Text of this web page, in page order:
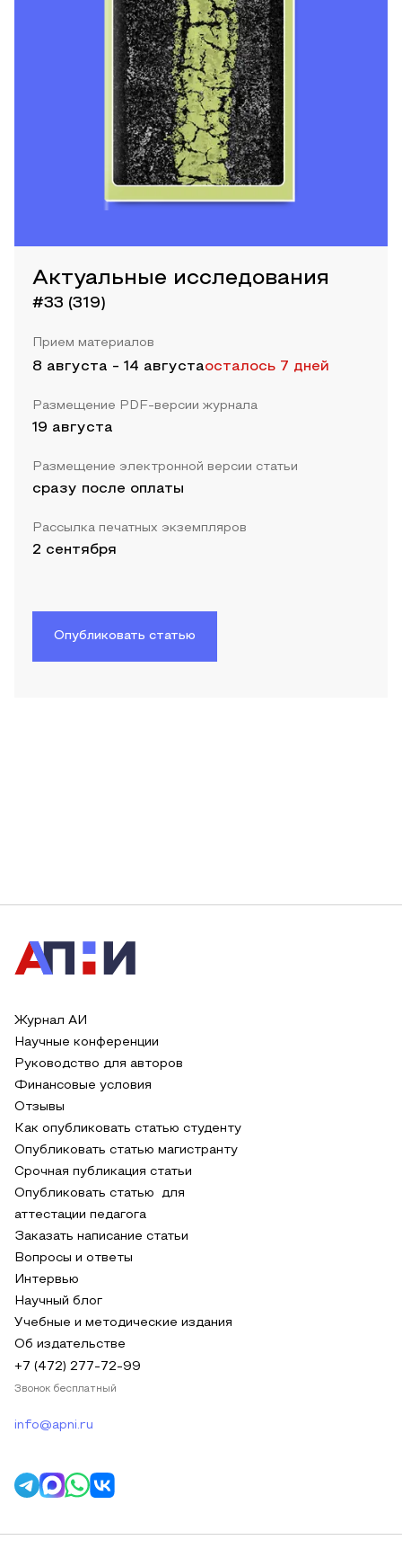
Актуальные исследования
#33 (319)
Прием материалов
8 августа - 14 августаосталось 7 дней
Размещение PDF-версии журнала
19 августа
Размещение электронной версии статьи
сразу после оплаты
Рассылка печатных экземпляров
2 сентября
Опубликовать статью
Журнал АИ
Научные конференции
Руководство для авторов
Финансовые условия
Отзывы
Как опубликовать статью студенту
Опубликовать статью магистранту
Срочная публикация статьи
Опубликовать статью для
аттестации педагога
Заказать написание статьи
Вопросы и ответы
Интервью
Научный блог
Учебные и методические издания
Об издательстве
+7 (472) 277-72-99
Звонок бесплатный
info@apni.ru